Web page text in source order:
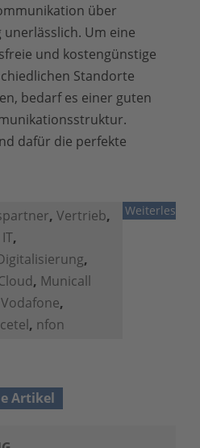
über
Um eine
und kostengünstige
Standorte
bedarf es einer guten
dafür die perfekte
Weiterlesen
, Vertrieb,
IT,
,
, Municall
Vodafone,
, nfon
Artikel